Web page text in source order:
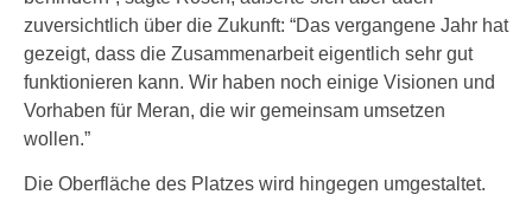
zuversichtlich über die Zukunft: “Das vergangene Jahr hat
gezeigt, dass die Zusammenarbeit eigentlich sehr gut
funktionieren kann. Wir haben noch einige Visionen und
Vorhaben für Meran, die wir gemeinsam umsetzen
wollen.”
Die Oberfläche des Platzes wird hingegen umgestaltet.